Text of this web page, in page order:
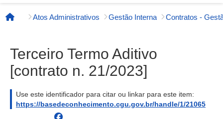
Página inicial
Atos Administrativos Gestão Interna Contratos -
Terceiro Termo Aditivo
[contrato n. 21/2023]
Use este identificador para citar ou linkar para este item:
https://basedeconhecimento.cgu.gov.br/handle/1/21065